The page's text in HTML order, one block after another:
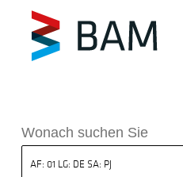
BAM
Wonach suchen Sie